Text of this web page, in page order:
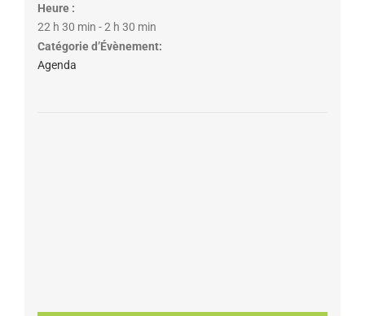
Heure :
22 h 30 min - 2 h 30 min
Catégorie d’Évènement:
Agenda